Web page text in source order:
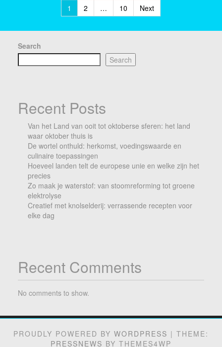
pagination
1 2 … 10 Next
Search
Search
Recent Posts
Van het Land van ooit tot oktoberse sferen: het land
waar oktober thuis is
De wortel onthuld: herkomst, voedingswaarde en
culinaire toepassingen
Hoeveel landen telt de europese unie en welke zijn het
precies
Zo maak je waterstof: van stoomreforming tot groene
elektrolyse
Creatief met knolselderij: verrassende recepten voor
elke dag
Recent Comments
No comments to show.
PROUDLY POWERED BY WORDPRESS | THEME:
PRESSNEWS BY THEMES4WP